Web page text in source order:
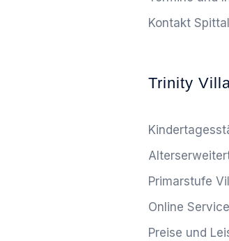
Kontakt Spittal
Trinity
Primarstufe
Online
Preise und